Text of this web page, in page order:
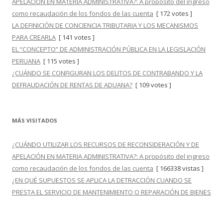
como recaudación de los fondos de las cuenta [ 172 votes ]
LA DEFINICIÓN DE CONCIENCIA TRIBUTARIA Y LOS MECANISMOS
PARA CREARLA [ 141 votes ]
EL “CONCEPTO” DE ADMINISTRACIÓN PÚBLICA EN LA LEGISLACIÓN
PERUANA [ 115 votes ]
¿CUÁNDO SE CONFIGURAN LOS DELITOS DE CONTRABANDO Y LA
DEFRAUDACIÓN DE RENTAS DE ADUANA? [ 109 votes ]
MÁS VISITADOS
¿CUÁNDO UTILIZAR LOS RECURSOS DE RECONSIDERACIÓN Y DE
APELACIÓN EN MATERIA ADMINISTRATIVA?: A propósito del ingreso
como recaudación de los fondos de las cuenta [ 166338 vistas ]
¿EN QUÉ SUPUESTOS SE APLICA LA DETRACCIÓN CUANDO SE
PRESTA EL SERVICIO DE MANTENIMIENTO O REPARACIÓN DE BIENES